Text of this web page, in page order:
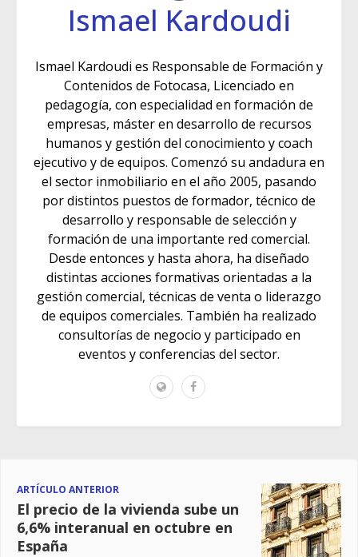
Ismael Kardoudi
Ismael Kardoudi es Responsable de Formación y
Contenidos de Fotocasa, Licenciado en
pedagogía, con especialidad en formación de
empresas, máster en desarrollo de recursos
humanos y gestión del conocimiento y coach
ejecutivo y de equipos. Comenzó su andadura en
el sector inmobiliario en el año 2005, pasando
por distintos puestos de formador, técnico de
desarrollo y responsable de selección y
formación de una importante red comercial.
Desde entonces y hasta ahora, ha diseñado
distintas acciones formativas orientadas a la
gestión comercial, técnicas de venta o liderazgo
de equipos comerciales. También ha realizado
consultorías de negocio y participado en
eventos y conferencias del sector.
ARTÍCULO ANTERIOR
El precio de la vivienda sube un
6,6% interanual en octubre en
España